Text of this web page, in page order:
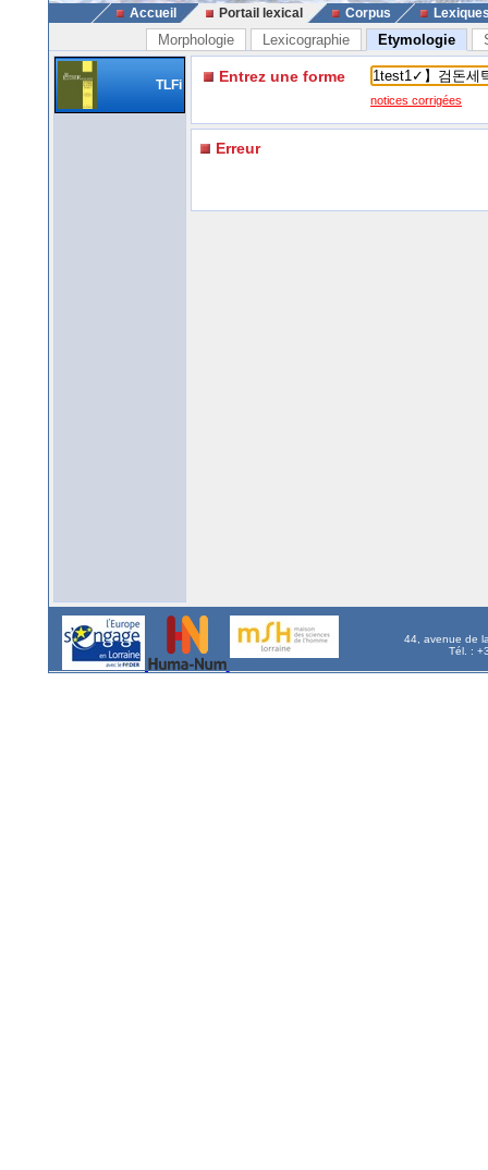
Accueil Portail lexical Corpus
Morphologie Lexicographie Etymologie
TLFi Entrez une forme
notices corrigées
Erreur
44, avenue de
Tél. :